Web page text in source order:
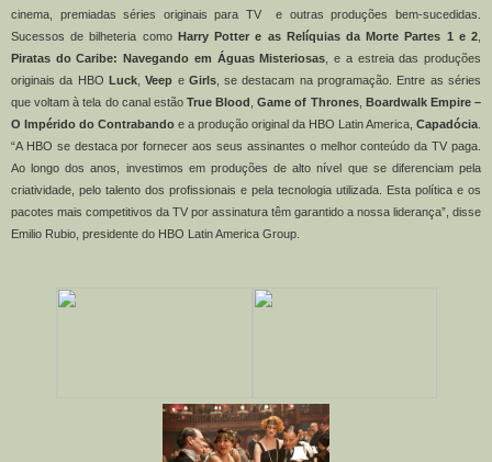
cinema, premiadas séries originais para TV e outras produções bem-sucedidas.
Sucessos de bilheteria como Harry Potter e as Relíquias da Morte Partes 1 e 2
Piratas do Caribe: Navegando em Águas Misteriosas , e a estreia das produções
originais da HBO Luck,Veep e Girls, se destacam na programação. Entre as séries
que voltam à tela do canal estão True Blood ,Game of Thrones, Boardwalk Empire –
O Impérido do Contrabando e a produção original da HBO Latin America, Capadócia
“A HBO se destaca por fornecer aos seus assinantes o melhor conteúdo da TV paga.
Ao longo dos anos, investimos em produções de alto nível que se diferenciam pela
criatividade, pelo talento dos profissionais e pela tecnologia utilizada. Esta política e os
pacotes mais competitivos da TV por assinatura têm garantido a nossa liderança”, disse
Emilio Rubio, presidente do HBO Latin America Group.